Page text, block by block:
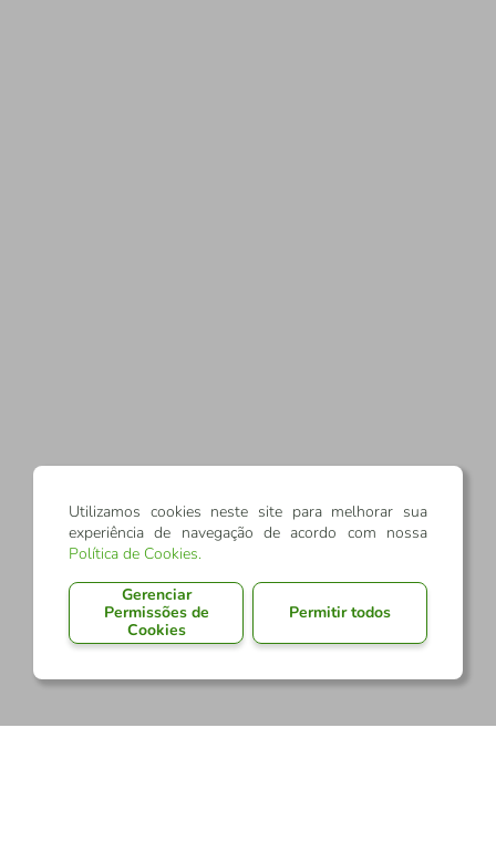
Utilizamos cookies neste site para melhorar sua
experiência de navegação de acordo com nossa
Política de Cookies.
Gerenciar
Permissões de
Cookies
Permitir todos